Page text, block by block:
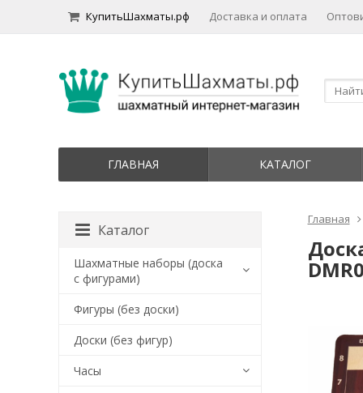
КупитьШахматы.рф Доставка и оплата
ГЛАВНАЯ КАТАЛОГ
Главная
Каталог
Шахматные наборы (доска
с фигурами)
Фигуры (без доски)
Доски (без фигур)
Часы